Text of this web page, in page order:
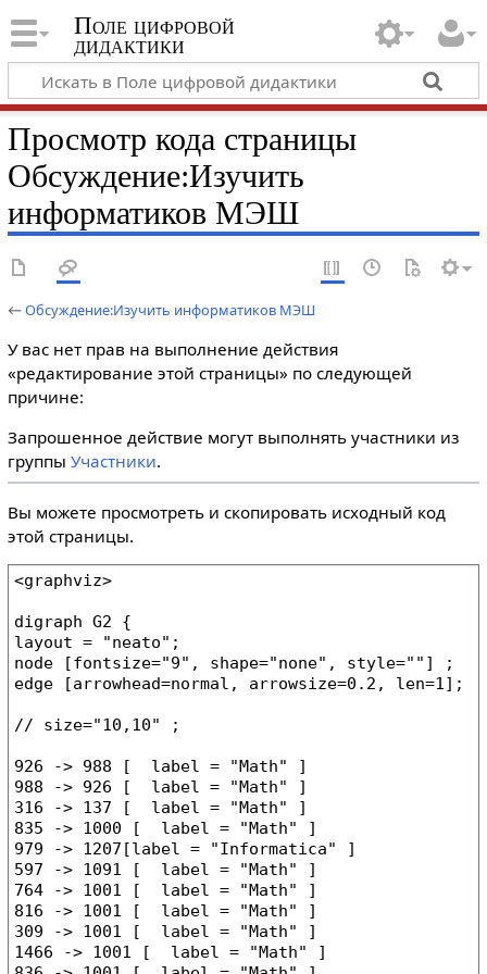
Поле цифровой
дидактики
Просмотр кода страницы
Обсуждение:Изучить
информатиков МЭШ
←Обсуждение:Изучить информатиков МЭШ
У вас нет прав на выполнение действия
«редактирование этой страницы» по следующей
причине:
Запрошенное действие могут выполнять участники из
группы Участники.
Вы можете просмотреть и скопировать исходный код
этой страницы.